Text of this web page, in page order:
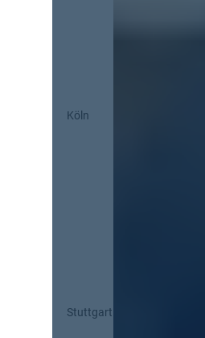
Köln
Stuttgart